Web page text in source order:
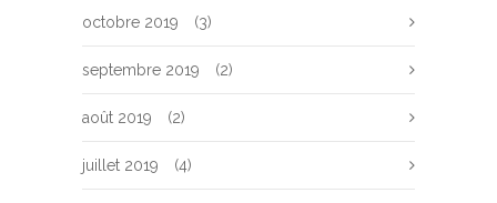
octobre 2019 (3)
septembre 2019 (2)
août 2019 (2)
juillet 2019 (4)